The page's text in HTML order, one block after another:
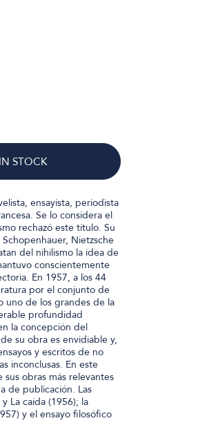
STOCK
ensayista, periodista
Se lo considera el
rechazó este título. Su
Nietzsche
del nihilismo la idea de
conscientemente
En 1957, a los 44
por el conjunto de
uno de los grandes de la
profundidad
la concepción del
su obra es envidiable y,
y escritos de no
inconclusas. En este
obras más relevantes
de publicación. Las
La caída (1956); la
y el ensayo filosófico